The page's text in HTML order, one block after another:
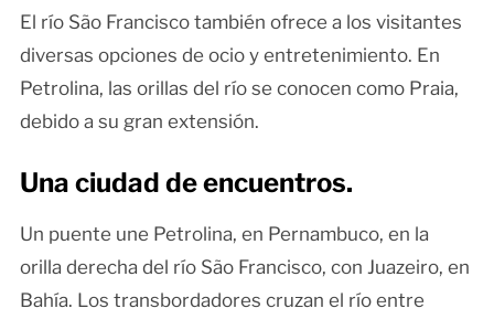
El río São Francisco también ofrece a los visitantes
diversas opciones de ocio y entretenimiento. En
Petrolina, las orillas del río se conocen como Praia,
debido a su gran extensión.
Una ciudad de encuentros.
Un puente une Petrolina, en Pernambuco, en la
orilla derecha del río São Francisco, con Juazeiro, en
Bahía. Los transbordadores cruzan el río entre